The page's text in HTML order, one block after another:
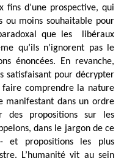
fins d’une prospective, qui
ou moins souhaitable pour
que les
libéraux
qu’ils n’ignorent pas le
énoncées. En revanche,
satisfaisant pour décrypter
faire comprendre la nature
manifestant dans un ordre
des propositions sur les
dans le jargon de ce
et propositions les plus
L’humanité vit au sein